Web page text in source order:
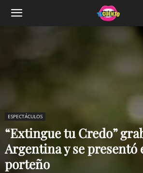
ESPECTÁCULOS
“Extingue tu Credo”
Argentina y se presentó
porteño